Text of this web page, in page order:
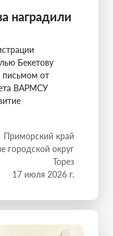
наградили
Бекетову
письмом от
ВАРМСУ
Приморский край
городской округ
Торез
17 июля 2026 г.